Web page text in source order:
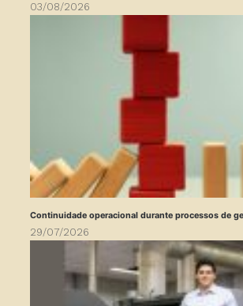
03/08/2026
Continuidade operacional durante processos de
29/07/2026